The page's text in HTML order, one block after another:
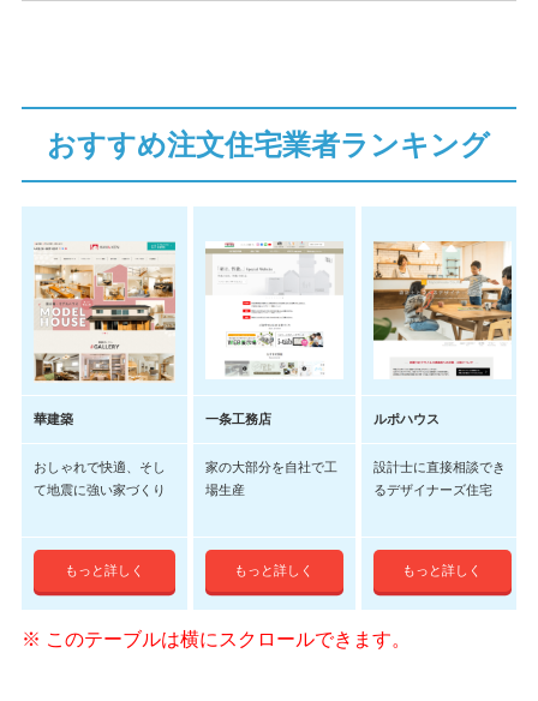
おすすめ注文住宅業者ランキング
華建築 一条工務店 ルポハウス
おしゃれで快適、そし
て地震に強い家づくり
家の大部分を自社で工
場生産
設計士に直接相談でき
るデザイナーズ住宅
もっと詳しく もっと詳しく もっと詳しく